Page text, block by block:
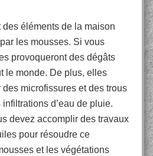
éléments de la maison
les mousses. Si vous
provoqueront des dégâts
le monde. De plus, elles
microfissures et des trous
d’eau de pluie.
devez accomplir des travaux
pour résoudre ce
et les végétations